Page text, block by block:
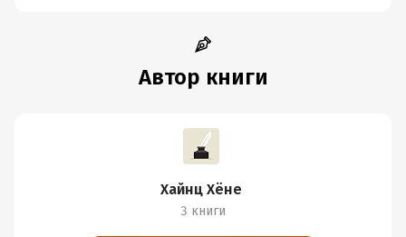
Автор книги
Хайнц Хёне
3 книги